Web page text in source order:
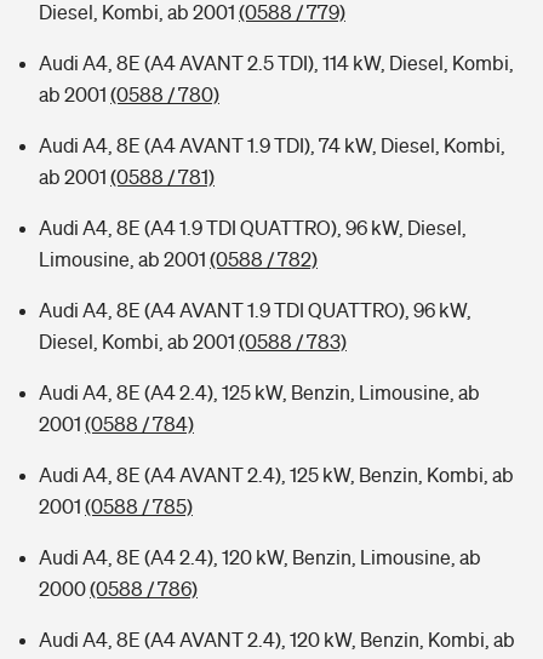
Diesel, Kombi, ab 2001 (0588 / 779)
Audi A4, 8E (A4 AVANT 2.5 TDI), 114 kW, Diesel, Kombi,
ab 2001 (0588 / 780)
Audi A4, 8E (A4 AVANT 1.9 TDI), 74 kW, Diesel, Kombi,
ab 2001 (0588 / 781)
Audi A4, 8E (A4 1.9 TDI QUATTRO), 96 kW, Diesel,
Limousine, ab 2001 (0588 / 782)
Audi A4, 8E (A4 AVANT 1.9 TDI QUATTRO), 96 kW,
Diesel, Kombi, ab 2001 (0588 / 783)
Audi A4, 8E (A4 2.4), 125 kW, Benzin, Limousine, ab
2001 (0588 / 784)
Audi A4, 8E (A4 AVANT 2.4), 125 kW, Benzin, Kombi, ab
2001 (0588 / 785)
Audi A4, 8E (A4 2.4), 120 kW, Benzin, Limousine, ab
2000(0588 / 786)
Audi A4, 8E (A4 AVANT 2.4), 120 kW, Benzin, Kombi, ab